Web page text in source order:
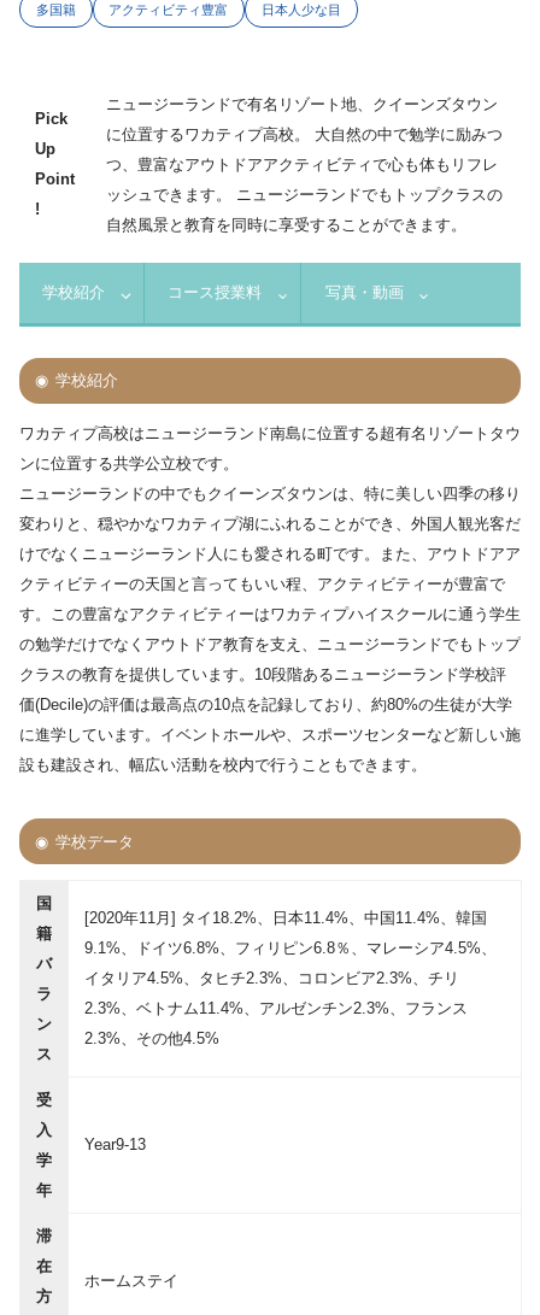
多国籍 アクティビティ豊富 日本人少な目
Pick
Up
Point
!
ニュージーランドで有名リゾート地、クイーンズタウン
に位置するワカティプ高校。 大自然の中で勉学に励みつ
つ、豊富なアウトドアアクティビティで心も体もリフレ
ッシュできます。 ニュージーランドでもトップクラスの
自然風景と教育を同時に享受することができます。
学校紹介 コース授業料 写真・動画
学校紹介
ワカティプ高校はニュージーランド南島に位置する超有名リゾートタウ
ンに位置する共学公立校です。
ニュージーランドの中でもクイーンズタウンは、特に美しい四季の移り
変わりと、穏やかなワカティプ湖にふれることができ、外国人観光客だ
けでなくニュージーランド人にも愛される町です。また、アウトドアア
クティビティーの天国と言ってもいい程、アクティビティーが豊富で
す。この豊富なアクティビティーはワカティプハイスクールに通う学生
の勉学だけでなくアウトドア教育を支え、ニュージーランドでもトップ
クラスの教育を提供しています。10段階あるニュージーランド学校評
価(Decile)の評価は最高点の10点を記録しており、約80%の生徒が大学
に進学しています。イベントホールや、スポーツセンターなど新しい施
設も建設され、幅広い活動を校内で行うこともできます。
学校データ
国
籍
バ
ラ
ン
ス
[2020年11月] タイ18.2%、日本11.4%、中国11.4%、韓国
9.1%、ドイツ6.8%、フィリピン6.8％、マレーシア4.5%、
イタリア4.5%、タヒチ2.3%、コロンビア2.3%、チリ
2.3%、ベトナム11.4%、アルゼンチン2.3%、フランス
2.3%、その他4.5%
受
入
学
年
Year9-13
滞
在
方
ホームステイ